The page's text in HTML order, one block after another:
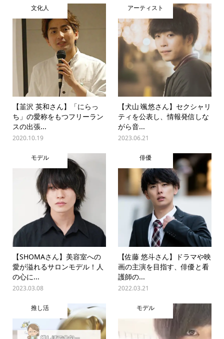
文化人
【韮沢 英和さん】「にらっ
ち」の愛称をもつフリーラン
スの出張...
2020.10.19
アーティスト
【犬山 颯悠さん】セクシャリ
ティを公表し、情報発信しな
がら音...
2023.06.21
モデル
【SHOMAさん】美容室への
愛が溢れるサロンモデル！人
の心に...
2023.03.08
俳優
【佐藤 悠斗さん】ドラマや映
画の主演を目指す、俳優と看
護師の...
2022.03.21
推し活 モデル